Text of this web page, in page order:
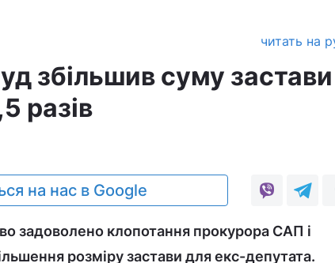
читать на
збільшив суму
разів
на нас в Google
задоволено клопотання прокурора САП і
розміру застави для екс-депутата.